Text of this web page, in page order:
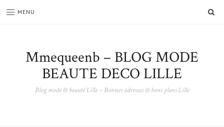
MENU
Mmequeenb – BLOG MODE
BEAUTE DECO LILLE
Blog mode & beauté Lille – Bonnes adresses & bons plans Lille